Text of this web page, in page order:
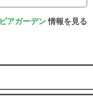
ビアガーデン情報を見る